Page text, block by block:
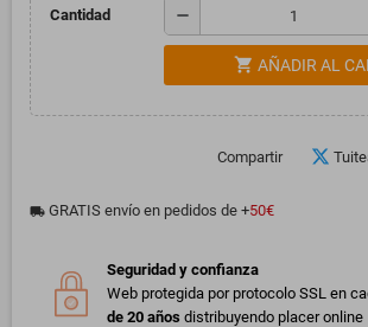
Cantidad remove
shopping_cart AÑADIR AL
Compartir
local_shipping GRATIS envío en pedidos de +50€
Seguridad y confianza
Web protegida por protocolo SSL en
de 20 años distribuyendo placer online